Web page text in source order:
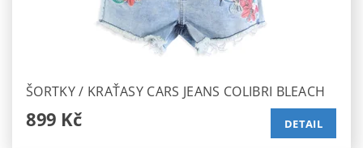
ŠORTKY / KRAŤASY CARS JEANS COLIBRI BLEACH
899 Kč DETAIL